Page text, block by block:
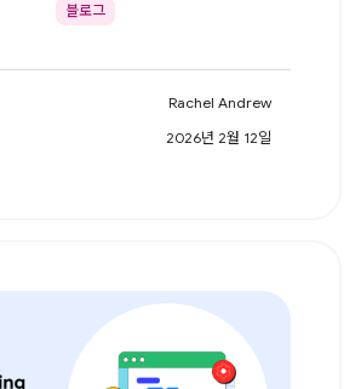
블로그
Rachel Andrew
2026년 2월 12일